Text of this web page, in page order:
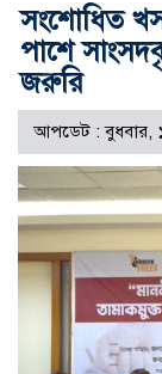
সংশোধিত
পাশে
জরুরি
আপডেট : বুধবার,